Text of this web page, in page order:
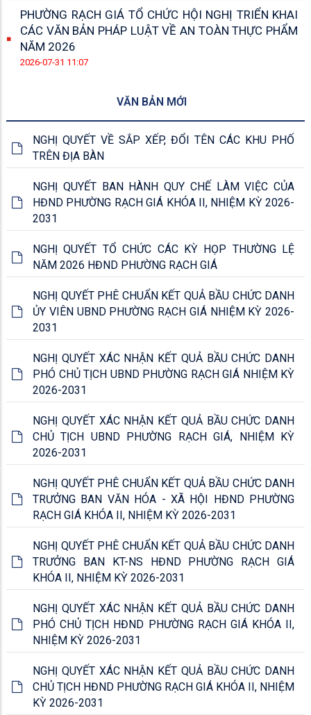
PHƯỜNG RẠCH GIÁ TỔ CHỨC HỘI NGHỊ TRIỂN KHAI
CÁC VĂN BẢN PHÁP LUẬT VỀ AN TOÀN THỰC PHẨM
NĂM 2026
2026-07-31 11:07
VĂN BẢN MỚI
NGHỊ QUYẾT VỀ SẮP XẾP, ĐỔI TÊN CÁC KHU PHỐ
TRÊN ĐỊA BÀN
NGHỊ QUYẾT BAN HÀNH QUY CHẾ LÀM VIỆC CỦA
HĐND PHƯỜNG RẠCH GIÁ KHÓA II, NHIỆM KỲ 2026-
2031
NGHỊ QUYẾT TỔ CHỨC CÁC KỲ HỌP THƯỜNG LỆ
NĂM 2026 HĐND PHƯỜNG RẠCH GIÁ
NGHỊ QUYẾT PHÊ CHUẨN KẾT QUẢ BẦU CHỨC DANH
ỦY VIÊN UBND PHƯỜNG RẠCH GIÁ NHIỆM KỲ 2026-
2031
NGHỊ QUYẾT XÁC NHẬN KẾT QUẢ BẦU CHỨC DANH
PHÓ CHỦ TỊCH UBND PHƯỜNG RẠCH GIÁ NHIỆM KỲ
2026-2031
NGHỊ QUYẾT XÁC NHẬN KẾT QUẢ BẦU CHỨC DANH
CHỦ TỊCH UBND PHƯỜNG RẠCH GIÁ, NHIỆM KỲ
2026-2031
NGHỊ QUYẾT PHÊ CHUẨN KẾT QUẢ BẦU CHỨC DANH
TRƯỞNG BAN VĂN HÓA - XÃ HỘI HĐND PHƯỜNG
RẠCH GIÁ KHÓA II, NHIỆM KỲ 2026-2031
NGHỊ QUYẾT PHÊ CHUẨN KẾT QUẢ BẦU CHỨC DANH
TRƯỞNG BAN KT-NS HĐND PHƯỜNG RẠCH GIÁ
KHÓA II, NHIỆM KỲ 2026-2031
NGHỊ QUYẾT XÁC NHẬN KẾT QUẢ BẦU CHỨC DANH
PHÓ CHỦ TỊCH HĐND PHƯỜNG RẠCH GIÁ KHÓA II,
NHIỆM KỲ 2026-2031
NGHỊ QUYẾT XÁC NHẬN KẾT QUẢ BẦU CHỨC DANH
CHỦ TỊCH HĐND PHƯỜNG RẠCH GIÁ KHÓA II, NHIỆM
KỲ 2026-2031